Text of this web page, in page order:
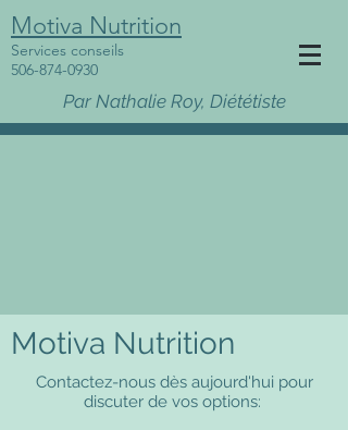
Motiva Nutrition
Services conseils
506-874-0930
Par Nathalie Roy, Diététiste
Motiva Nutrition
Contactez-nous dès aujourd'hui pour
discuter de vos options: